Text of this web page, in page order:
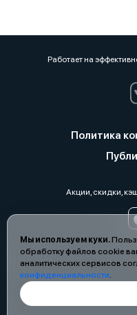
Мы используем куки.
обработку файлов cookie
аналитических сервисов
конфиденциальности.
Работает на
Политика
Акции, скидки,